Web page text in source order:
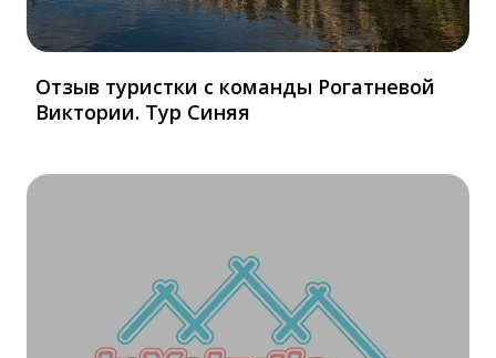
Отзыв туристки с команды Рогатневой
Виктории. Тур Синяя